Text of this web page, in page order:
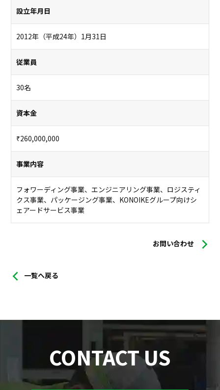
設立年月日
2012年（平成24年）1月31日
従業員
30名
資本金
₹260,000,000
事業内容
フォワーディング事業、エンジニアリング事業、ロジスティ
クス事業、パッケージング事業、KONOIKEグループ向けシ
ェアードサービス事業
お問い合わせ
一覧へ戻る
CONTACT US